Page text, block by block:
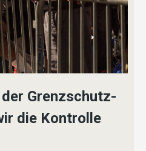
Grenzschutz-
die Kontrolle